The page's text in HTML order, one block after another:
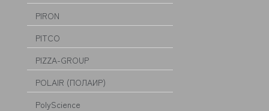
PIRON
PITCO
PIZZA-GROUP
POLAIR (ПОЛАИР)
PolyScience